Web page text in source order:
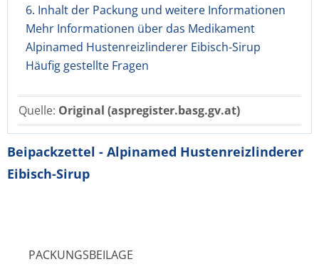
6. Inhalt der Packung und weitere Informationen
Mehr Informationen über das Medikament
Alpinamed Hustenreizlinderer Eibisch-Sirup
Häufig gestellte Fragen
Quelle: Original (aspregister.basg.gv.at)
Beipackzettel - Alpinamed Hustenreizlinderer
Eibisch-Sirup
PACKUNGSBEILAGE